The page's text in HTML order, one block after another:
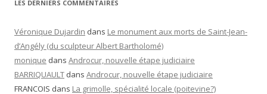
LES DERNIERS COMMENTAIRES
Véronique Dujardin dans Le monument aux morts de Saint-Jean-
d’Angély (du sculpteur Albert Bartholomé)
monique dans Androcur, nouvelle étape judiciaire
BARRIQUAULT dans Androcur, nouvelle étape judiciaire
FRANCOIS dans La grimolle, spécialité locale (poitevine?)